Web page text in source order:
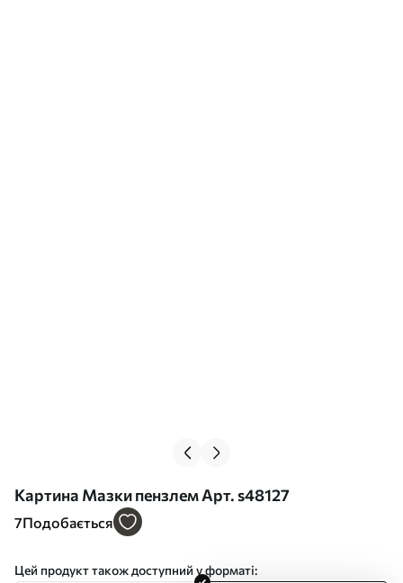
Картина Мазки пензлем Арт. s48127
7Подобається
Цей продукт також доступний у форматі: